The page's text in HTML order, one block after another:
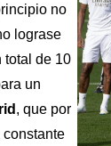
no
lograse
total de 10
un
, que por